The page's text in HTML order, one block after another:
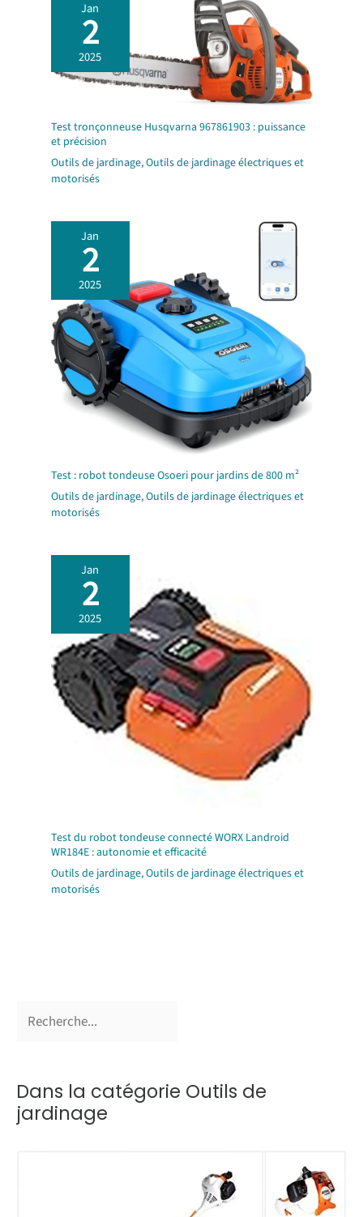
Jan
2
2025
Test tronçonneuse Husqvarna 967861903 : puissance
et précision
Outils de jardinage,Outils de jardinage électriques et
motorisés
Jan
2
2025
Test : robot tondeuse Osoeri pour jardins de 800 m²
Outils de jardinage,Outils de jardinage électriques et
motorisés
Jan
2
2025
Test du robot tondeuse connecté WORX Landroid
WR184E : autonomie et efficacité
Outils de jardinage,Outils de jardinage électriques et
motorisés
Dans la catégorie Outils de
jardinage